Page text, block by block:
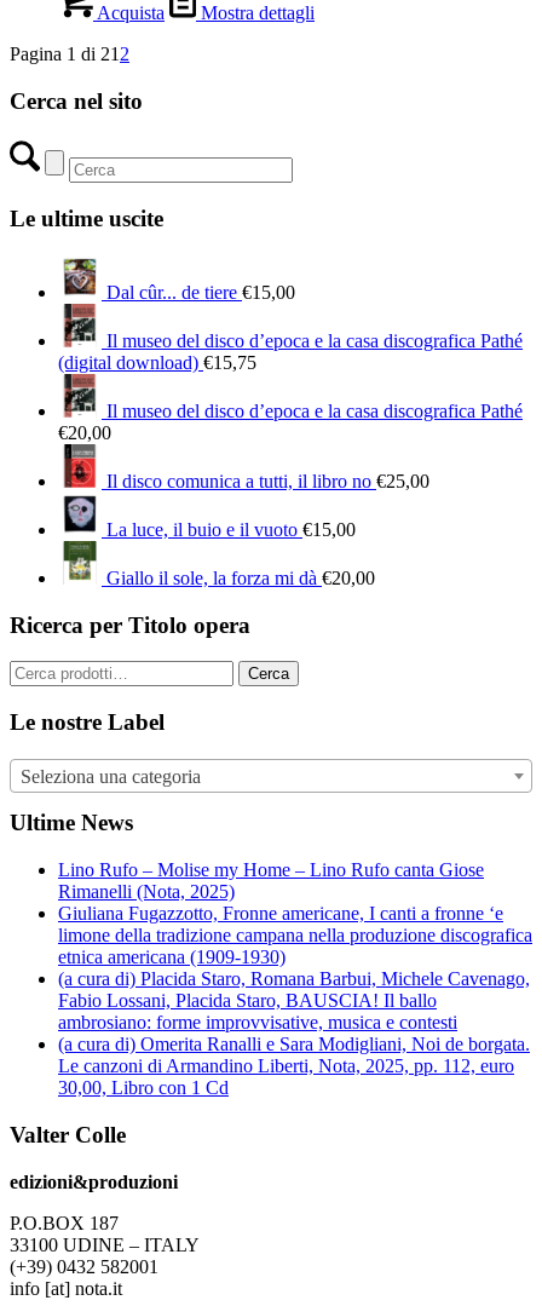
Acquista
Mostra dettagli
Pagina 1 di 21 2
Cerca nel sito
Le ultime uscite
Dal cûr... de tiere €15,00
Il museo del disco d’epoca e la casa discografica Pathé
(digital download) €15,75
Il museo del disco d’epoca e la casa discografica Pathé
€20,00
Il disco comunica a tutti, il libro no €25,00
La luce, il buio e il vuoto €15,00
Giallo il sole, la forza mi dà €20,00
Ricerca per Titolo opera
Cerca: Cerca
Le nostre Label
Seleziona una categoria
Ultime News
Lino Rufo – Molise my Home – Lino Rufo canta Giose
Rimanelli (Nota, 2025)
Giuliana Fugazzotto, Fronne americane, I canti a fronne ‘e
limone della tradizione campana nella produzione discografica
etnica americana (1909-1930)
(a cura di) Placida Staro, Romana Barbui, Michele Cavenago,
Fabio Lossani, Placida Staro, BAUSCIA! Il ballo
ambrosiano: forme improvvisative, musica e contesti
(a cura di) Omerita Ranalli e Sara Modigliani, Noi de borgata.
Le canzoni di Armandino Liberti, Nota, 2025, pp. 112, euro
30,00, Libro con 1 Cd
Valter Colle
edizioni&produzioni
P.O.BOX 187
33100 UDINE – ITALY
(+39) 0432 582001
info [at] nota.it